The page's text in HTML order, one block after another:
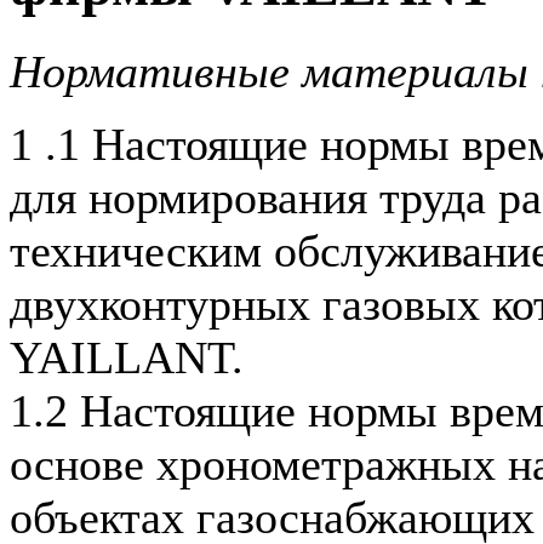
Нормативные материалы
1 .1 Настоящие нормы
для нормирования труда
техническим
двухконтурных газовых
YAILLANT.
1.2 Настоящие нормы
основе хронометражных
объектах